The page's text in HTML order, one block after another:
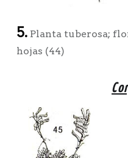
5.Planta tuberosa;
hojas (44)